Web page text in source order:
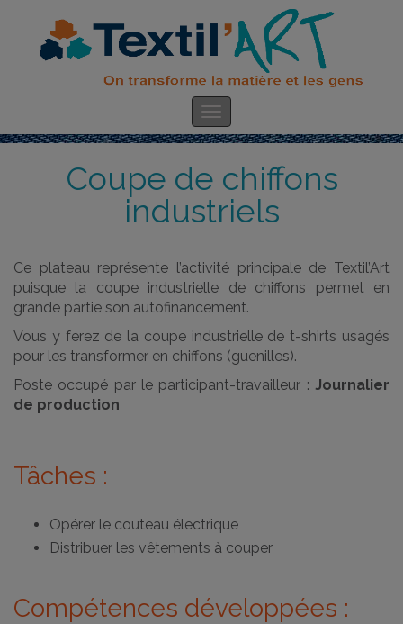
Coupe de chiffons
industriels
Ce plateau représente l’activité principale de Textil’Art
puisque la coupe industrielle de chiffons permet en
grande partie son autofinancement.
Vous y ferez de la coupe industrielle de t-shirts usagés
pour les transformer en chiffons (guenilles).
Poste occupé par le participant-travailleur : Journalier
de production
Tâches :
Opérer le couteau électrique
Distribuer les vêtements à couper
Compétences développées :